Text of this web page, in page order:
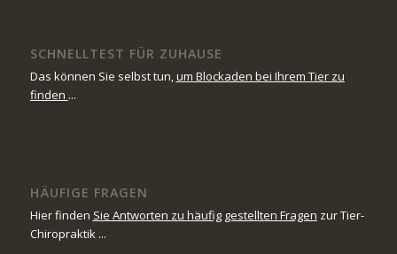
SCHNELLTEST FÜR ZUHAUSE
Das können Sie selbst tun,um Blockaden bei Ihrem Tier zu
finden ...
HÄUFIGE FRAGEN
Hier finden Sie Antworten zu häufig gestellten Fragen zur Tier-
Chiropraktik ...